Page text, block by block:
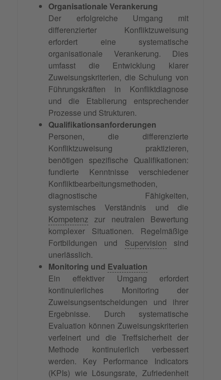
Organisationale Verankerung
Der erfolgreiche Umgang mit
differenzierter Konfliktzuweisung
erfordert eine systematische
organisationale Verankerung. Dies
umfasst die Entwicklung klarer
Zuweisungskriterien, die Schulung von
Führungskräften in Konfliktdiagnose
und die Etablierung entsprechender
Prozesse und Strukturen.
Qualifikationsanforderungen
Personen, die differenzierte
Konfliktzuweisung praktizieren,
benötigen spezifische Qualifikationen:
fundierte Kenntnisse verschiedener
Konfliktbearbeitungsmethoden,
diagnostische Fähigkeiten,
systemisches Verständnis und die
Kompetenz zur neutralen Bewertung
komplexer Situationen. Regelmäßige
Fortbildungen und Supervision sind
unerlässlich.
Monitoring und Evaluation
Ein effektiver Umgang erfordert
kontinuierliches Monitoring der
Zuweisungsentscheidungen und ihrer
Ergebnisse. Durch systematische
Evaluation können Zuweisungskriterien
verfeinert und die Treffsicherheit der
Methode kontinuierlich verbessert
werden. Key Performance Indicators
(KPIs) wie Lösungsrate, Zufriedenheit